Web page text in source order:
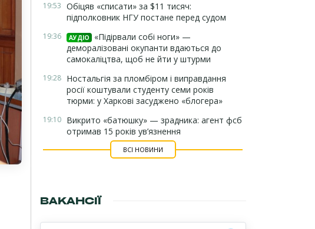
19:53 Обіцяв «списати» за $11 тисяч:
підполковник НГУ постане перед судом
19:36 АУДІО
«Підірвали собі ноги» —
деморалізовані окупанти вдаються до
самокаліцтва, щоб не йти у штурми
19:28 Ностальгія за пломбіром і виправдання
росії коштували студенту семи років
тюрми: у Харкові засуджено «блогера»
19:10 Викрито «батюшку» — зрадника: агент фсб
отримав 15 років ув’язнення
ВСІ НОВИНИ
ВАКАНСІЇ